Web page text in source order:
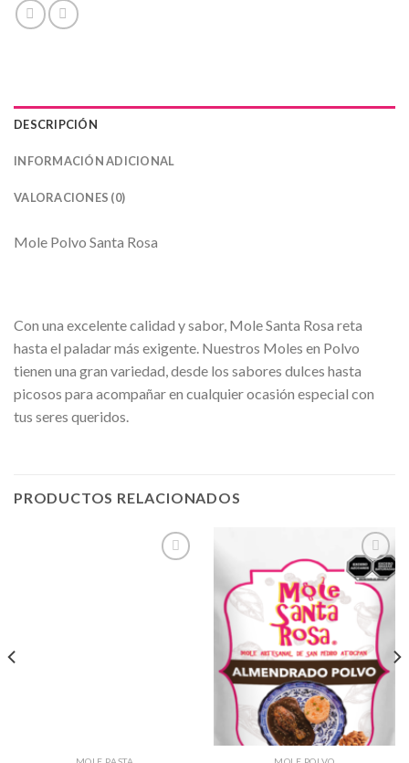
DESCRIPCIÓN
INFORMACIÓN ADICIONAL
VALORACIONES (0)
Mole Polvo Santa Rosa
Con una excelente calidad y sabor, Mole Santa Rosa reta
hasta el paladar más exigente. Nuestros Moles en Polvo
tienen una gran variedad, desde los sabores dulces hasta
picosos para acompañar en cualquier ocasión especial con
tus seres queridos.
PRODUCTOS RELACIONADOS
Añadir
a la
lista de
deseos